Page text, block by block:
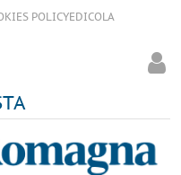
POLICYEDICOLA